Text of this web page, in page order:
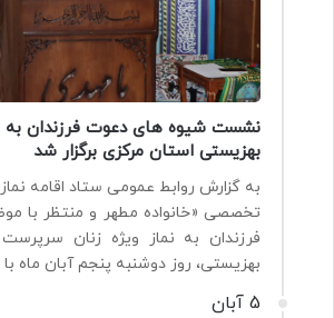
نشست شیوه های دعوت فرزندان به
بهزیستی استان مرکزی برگزار شد
به گزارش روابط عمومی ستاد اقامه
تخصصی «خانواده مطهر و منتظر با
فرزندان به نماز ویژه زنان
بهزیستی، روز دوشنبه پنجم آبان ماه
5 آبان